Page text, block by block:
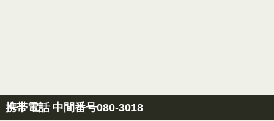
携帯電話 中間番号080-3018